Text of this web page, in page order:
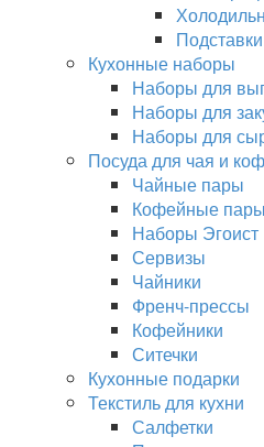
Кухонные наборы
Наборы для
Наборы для
Наборы для
Посуда для чая и
Чайные пары
Кофейные пары
Наборы Эгоист
Сервизы
Чайники
Френч-прессы
Кофейники
Ситечки
Кухонные подарки
Текстиль для кухни
Салфетки